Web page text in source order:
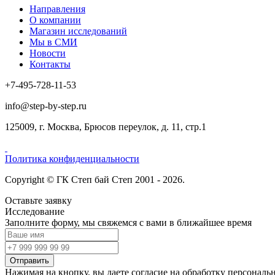
Направления
О компании
Магазин исследований
Мы в СМИ
Новости
Контакты
+7-495-728-11-53
info@step-by-step.ru
125009, г. Москва, Брюсов переулок, д. 11, стр.1
Политика конфиденциальности
Copyright © ГК Степ бай Степ 2001 - 2026.
Оставьте заявку
Исследование
Заполните форму, мы свяжемся с вами в ближайшее время
Отправить
Нажимая на кнопку, вы даете согласие на обработку